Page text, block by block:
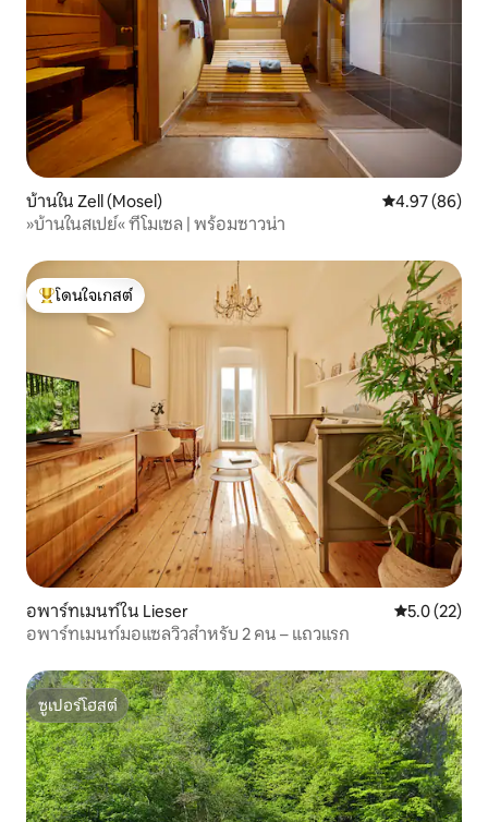
บ้านใน Zell (Mosel) คะแนนเฉลี่ย
4.97 (86)
»บ้านในสเปย์« ที่โมเซล | พร้อมซาวน่า
โดนใจเกสต์ที่สุด
โดนใจเกสต์
อพาร์ทเมนท์ใน Lieser คะแนนเฉลี่ย
5.0 (22)
อพาร์ทเมนท์มอแซลวิวสำหรับ 2 คน – แถวแรก
ซูเปอร์โฮสต์
ซูเปอร์โฮสต์